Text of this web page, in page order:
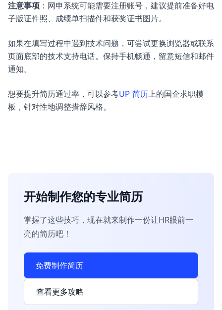
注意事项 ：网申系统可能需要注册账号，建议提前准备好电
子版证件照、成绩单扫描件和获奖证书图片。
如果在填写过程中遇到技术问题，可尝试更换浏览器或联系
页面底部的技术支持电话。保持手机畅通，留意短信和邮件
通知。
想要提升简历通过率，可以参考UP 简历上的国企求职模
板，针对性地调整措辞风格。
开始制作您的专业简历
掌握了这些技巧，现在就来制作一份让HR眼前一
亮的简历吧！
免费制作简历
查看更多攻略